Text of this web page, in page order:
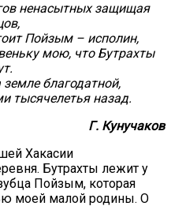
ненасытных защищая
Пойзым – исполин,
мою, что Бутрахты
благодатной,
тысячелетья назад.
Г. Кунучаков
Хакасии
Бутрахты лежит у
Пойзым, которая
моей малой родины. О